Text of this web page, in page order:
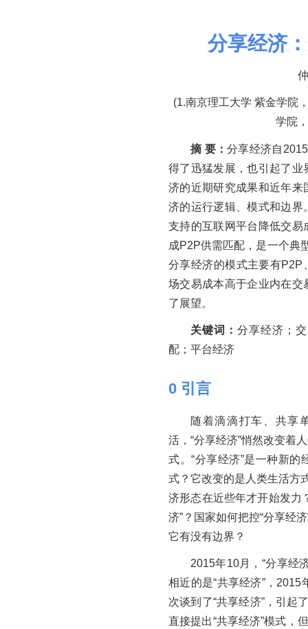
分享经济：
(1.南京理工大学 紫金学院
学院
摘 要：分享经济自
得了迅猛发展，也引起了
济的近期研究成果和近年
济的运行逻辑、模式和边
支持的互联网平台降低交
成P2P供需匹配，是一个典
分享经济的模式主要有P2P
场交易成本高于企业内在
了展望。
关键词： 分享经济；
配；平台经济
0 引言
随着滴滴打车、共享
活，“分享经济”悄然改变着
式。“分享经济”是一种新
式？它改变的是人类生活方
济形态在近些年才开始发力
济”？国家如何把控“分享经
它有没有边界？
2015年10月，“分享经
相近的是“共享经济”，2015
次谈到了“共享经济”，引起
直接提出“共享经济”模式，